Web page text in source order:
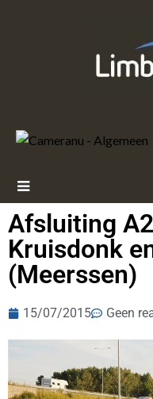
Afsluiting
Kruisdonk
(Meerssen)
15/07/2015 Geen